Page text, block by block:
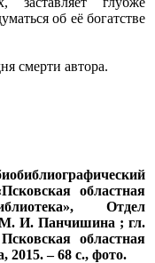
об её богатстве
смерти автора.
областная
Отдел
М. И. Панчишина ; гл.
областная
2015. – 68 с., фото.